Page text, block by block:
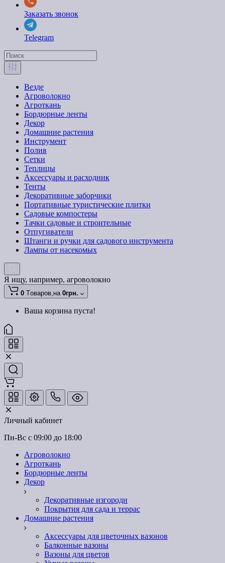
Заказать звонок
Telegram
Везде
Агроволокно
Агроткань
Бордюрные ленты
Декор
Домашние растения
Инструмент
Полив
Сетки
Теплицы
Аксессуары и расходник
Тенты
Декоративные заборчики
Портативные туристические плитки
Садовые компостеры
Тачки садовые и строительные
Отпугиватели
Штанги и ручки для садового инструмента
Лампы от насекомых
Я ищу, например, агроволокно
0 Tоваров,на 0грн.
Ваша корзина пуста!
Личный кабинет
Пн-Вс с 09:00 до 18:00
Агроволокно
Агроткань
Бордюрные ленты
Декор
Декоративные изгороди
Покрытия для сада и террас
Домашние растения
Аксессуары для цветочных вазонов
Балконные вазоны
Вазоны для цветов